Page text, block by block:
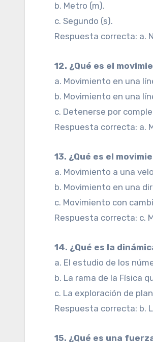
b. Metro (m).
c. Segundo (s).
Respuesta correcta: a.
12. ¿Qué es el
a. Movimiento en una
b. Movimiento en una
c. Detenerse por
Respuesta correcta: a.
13. ¿Qué es el
a. Movimiento a una
b. Movimiento en una
c. Movimiento con
Respuesta correcta: c.
14. ¿Qué es la
a. El estudio de los
b. La rama de la Física
c. La exploración de
Respuesta correcta: b.
15. ¿Qué es una